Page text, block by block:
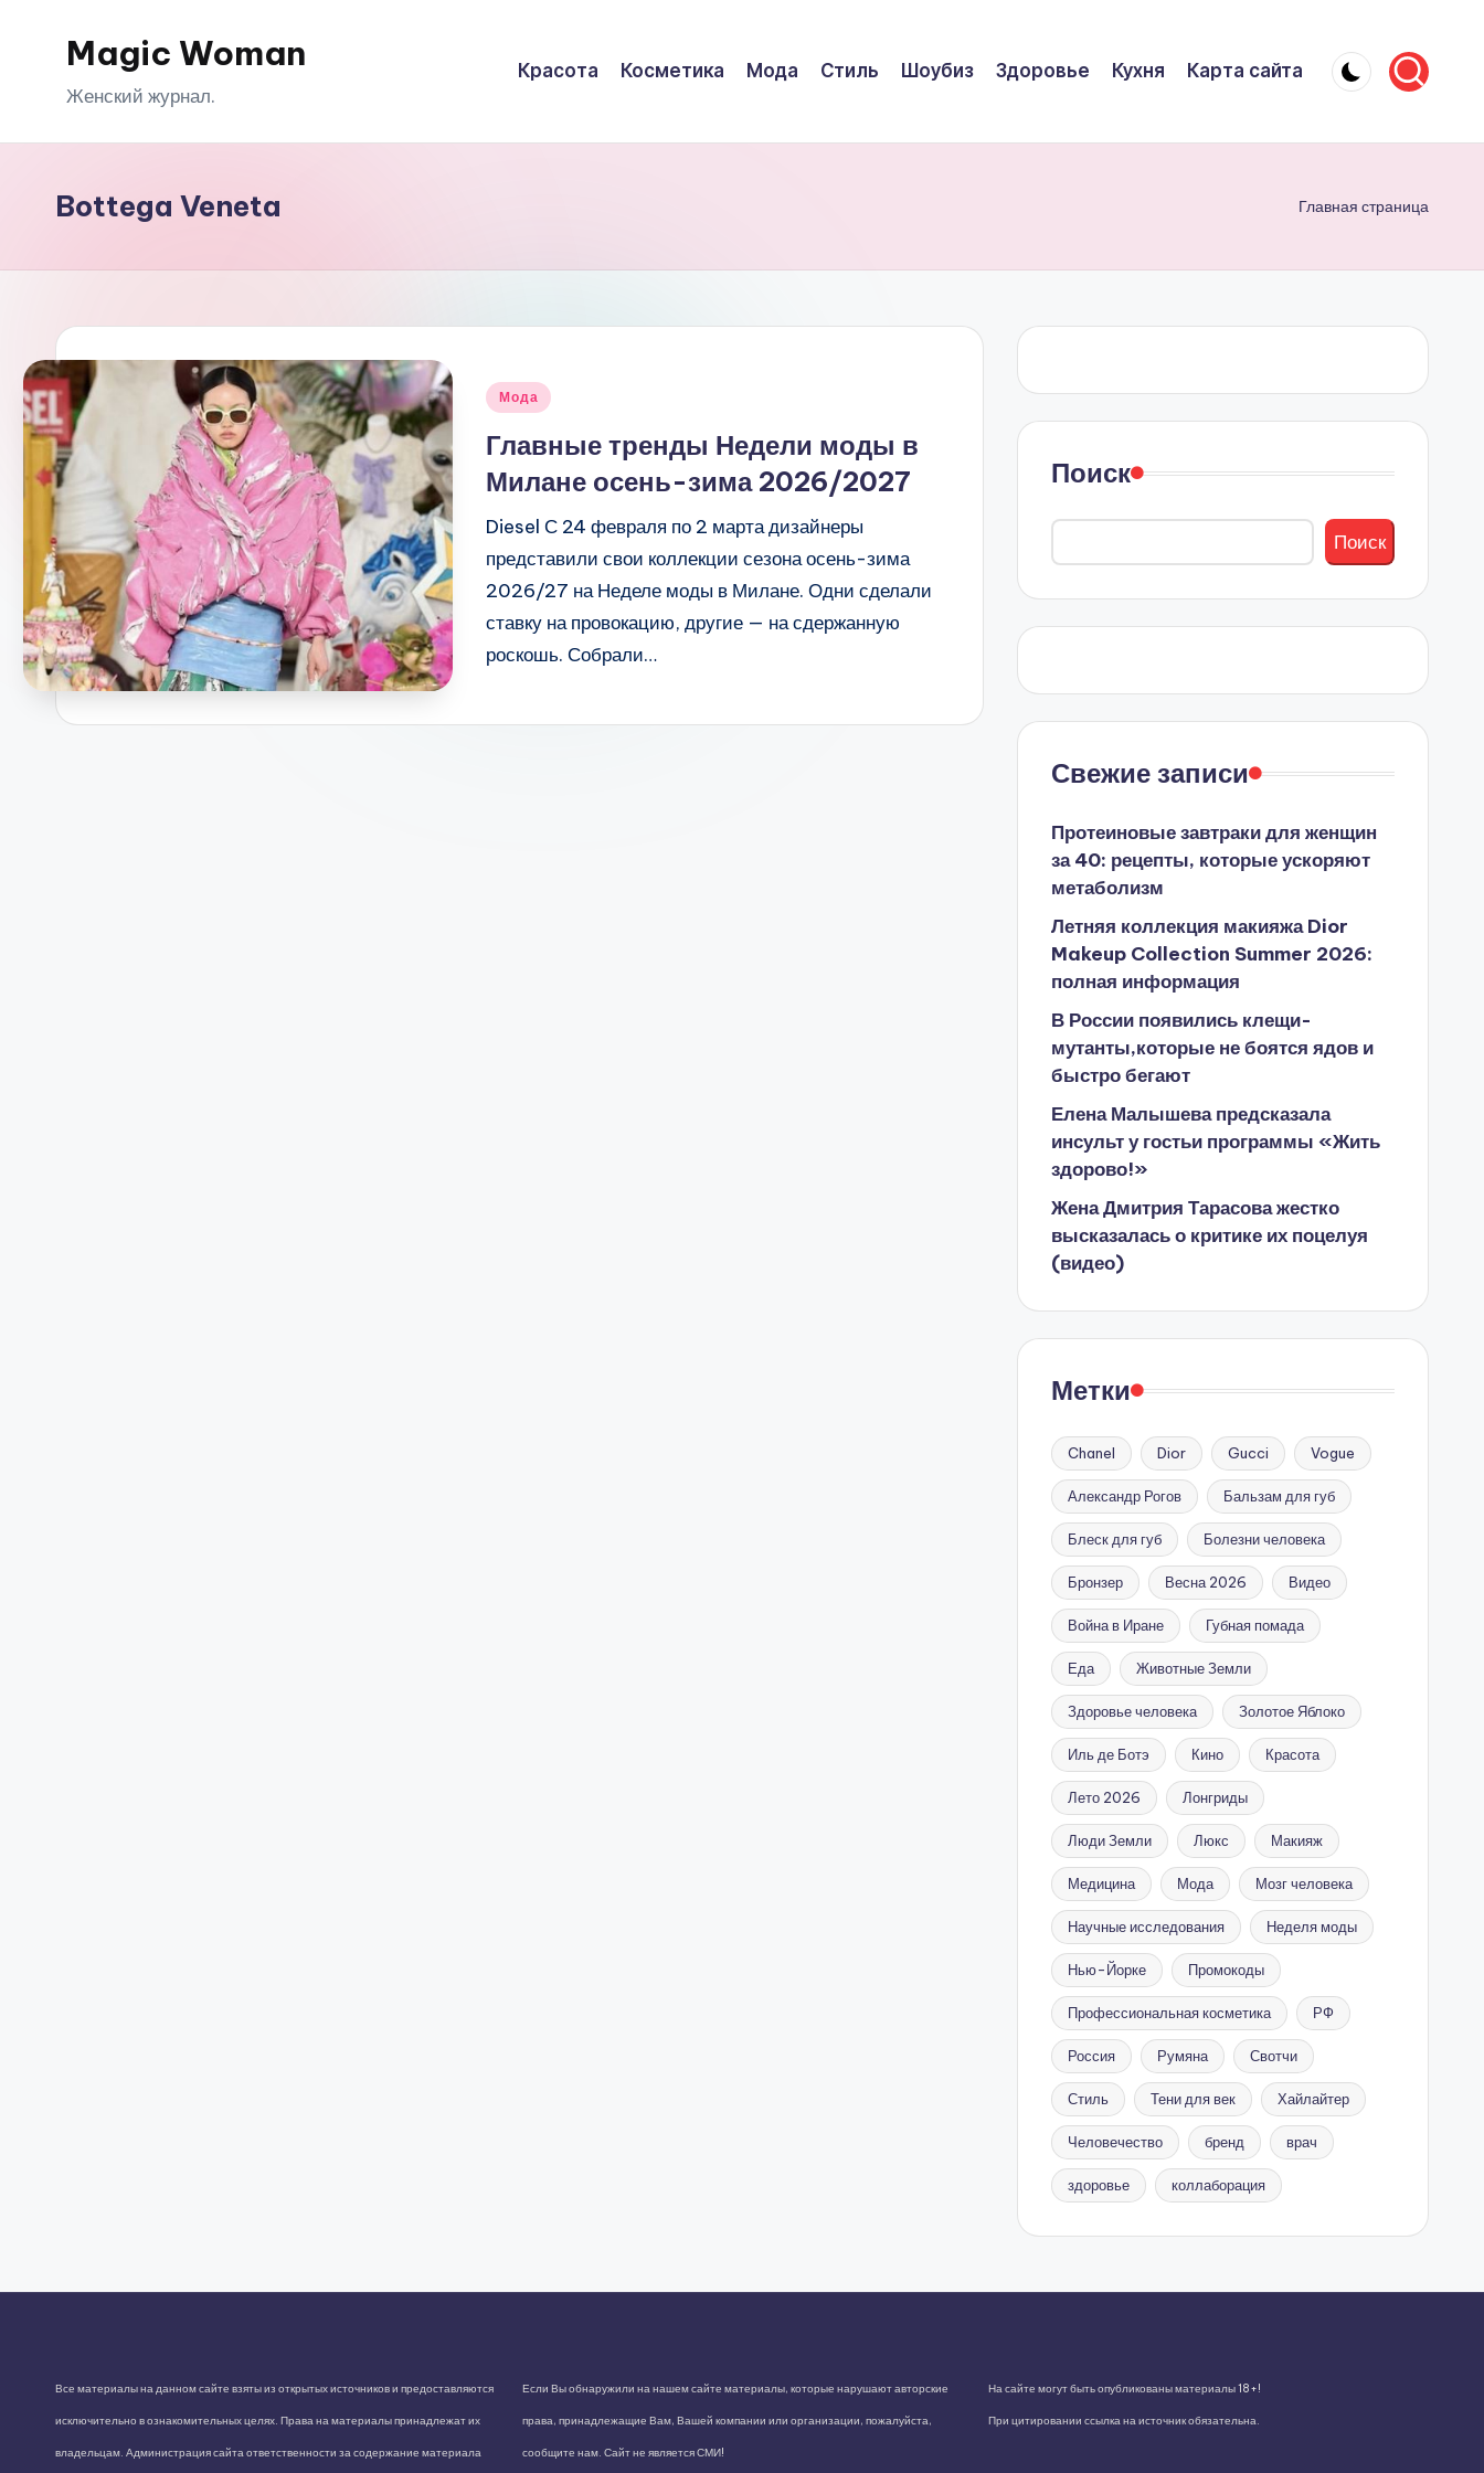
Magic Woman
Женский журнал.
Красота Косметика Мода Стиль Шоубиз Здоровье Кухня Карта сайта
Bottega Veneta Главная страница
Опубликовано
Мода
Главные тренды Недели моды в
Милане осень-зима 2026/2027
Diesel С 24 февраля по 2 марта дизайнеры
представили свои коллекции сезона осень-зима
2026/27 на Неделе моды в Милане. Одни сделали
ставку на провокацию, другие — на сдержанную
роскошь. Собрали…
Поиск
Поиск
Свежие записи
Протеиновые завтраки для женщин
за 40: рецепты, которые ускоряют
метаболизм
Летняя коллекция макияжа Dior
Makeup Collection Summer 2026:
полная информация
В России появились клещи-
мутанты,которые не боятся ядов и
быстро бегают
Елена Малышева предсказала
инсульт у гостьи программы «Жить
здорово!»
Жена Дмитрия Тарасова жестко
высказалась о критике их поцелуя
(видео)
Метки
Chanel Dior Gucci Vogue
Александр Рогов Бальзам для губ
Блеск для губ Болезни человека
Бронзер Весна 2026 Видео
Война в Иране Губная помада
Еда Животные Земли
Здоровье человека Золотое Яблоко
Иль де Ботэ Кино Красота
Лето 2026 Лонгриды
Люди Земли Люкс Макияж
Медицина Мода Мозг человека
Научные исследования Неделя моды
Нью-Йорке Промокоды
Профессиональная косметика РФ
Россия Румяна Свотчи
Стиль Тени для век Хайлайтер
Человечество бренд врач
здоровье коллаборация
Все материалы на данном сайте взяты из открытых источников и предоставляются
исключительно в ознакомительных целях. Права на материалы принадлежат их
владельцам. Администрация сайта ответственности за содержание материала
Если Вы обнаружили на нашем сайте материалы, которые нарушают авторские
права, принадлежащие Вам, Вашей компании или организации, пожалуйста,
сообщите нам. Сайт не является СМИ!
На сайте могут быть опубликованы материалы 18+!
При цитировании ссылка на источник обязательна.